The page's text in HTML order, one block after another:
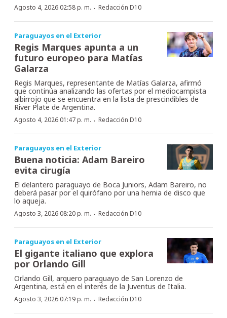
Agosto 4, 2026 02:58 p. m. · Redacción D10
Paraguayos en el Exterior
Regis Marques apunta a un
futuro europeo para Matías
Galarza
Regis Marques, representante de Matías Galarza, afirmó
que continúa analizando las ofertas por el mediocampista
albirrojo que se encuentra en la lista de prescindibles de
River Plate de Argentina.
Agosto 4, 2026 01:47 p. m. · Redacción D10
Paraguayos en el Exterior
Buena noticia: Adam Bareiro
evita cirugía
El delantero paraguayo de Boca Juniors, Adam Bareiro, no
deberá pasar por el quirófano por una hernia de disco que
lo aqueja.
Agosto 3, 2026 08:20 p. m. · Redacción D10
Paraguayos en el Exterior
El gigante italiano que explora
por Orlando Gill
Orlando Gill, arquero paraguayo de San Lorenzo de
Argentina, está en el interés de la Juventus de Italia.
Agosto 3, 2026 07:19 p. m. · Redacción D10